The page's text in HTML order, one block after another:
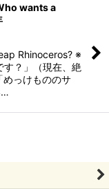
wants a
Rhinoceros? ※
す？」（現在、絶
めっけもののサ